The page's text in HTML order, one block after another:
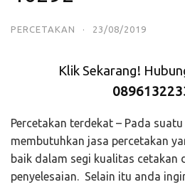
PERCETAKAN · 23/08/2019
Klik Sekarang!
Percetakan terdekat – Pada
membutuhkan jasa percetakan
baik dalam segi kualitas cetakan
penyelesaian. Selain itu anda